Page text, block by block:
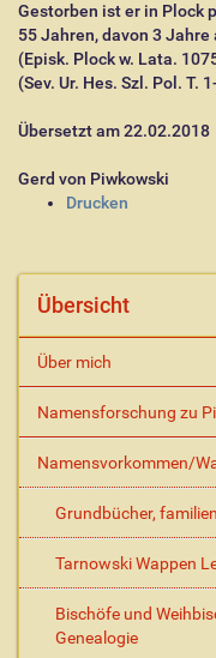
Gestorben ist er in Plock
55 Jahren, davon 3 Jahre
(Episk. Plock w. Lata.
(Sev. Ur. Hes. Szl. Pol. T.
Übersetzt am 22.02.2018
Gerd von Piwkowski
a
e
i
i
c
e
Drucken
Übersicht
Über mich
Namensforschung zu
Namensvorkommen/
Grundbücher,
Tarnowski Wappen
Bischöfe und
Genealogie